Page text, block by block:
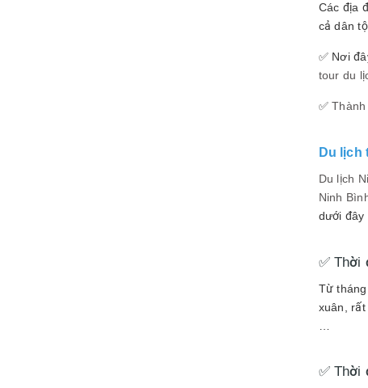
Các địa
cả dân
✅ Nơi
tour du
✅
Du lịch
Du lịch
Ninh
dưới đây
✅ Thời
Từ
xuân,
✅ Thời